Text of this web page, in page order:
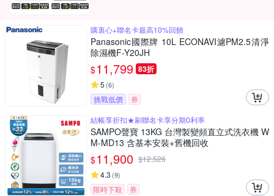
購衷心+聯名卡最高10%回饋
Panasonic國際牌 10L ECONAVI濾PM2.5清淨
除濕機F-Y20JH
$11,799 83折
5 (6)
挑戰低價
券
結帳享折扣★刷聯名卡享分期0利率
SAMPO聲寶 13KG 台灣製變頻直立式洗衣機 W
M-MD13 含基本安裝+舊機回收
$11,900 $12,526
4.3 (9)
限時下殺 券